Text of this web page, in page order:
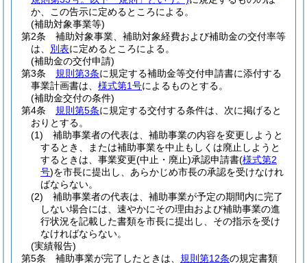
か、この告示に定めるところによる。
(補助対象事業等)
第2条
補助対象事業、補助対象経費および補助金の交付率等
は、 別表に定めるところによる。
(補助金の交付申請)
第3条
規則第3条に規定する補助金等交付申請書に添付する
事業計画書は、 様式第1号によるものとする。
(補助金交付の条件)
第4条
規則第5条に規定する交付する条件は、次に掲げると
おりとする。
(1)
補助事業者の代表は、補助事業の内容を変更しようと
するとき、または補助事業を中止もしくは廃止しようと
するときは、事業変更(中止・廃止)承認申請書(様式第2
号)を市長に提出し、あらかじめ市長の承認を受けなけれ
ばならない。
(2)
補助事業者の代表は、補助事業が予定の期間内に完了
しない場合には、速やかにその理由および補助事業の進
行状況を記載した書類を市長に提出し、その指示を受け
なければならない。
(実績報告)
第5条
補助事業が完了したときは、 規則第12条の規定書類